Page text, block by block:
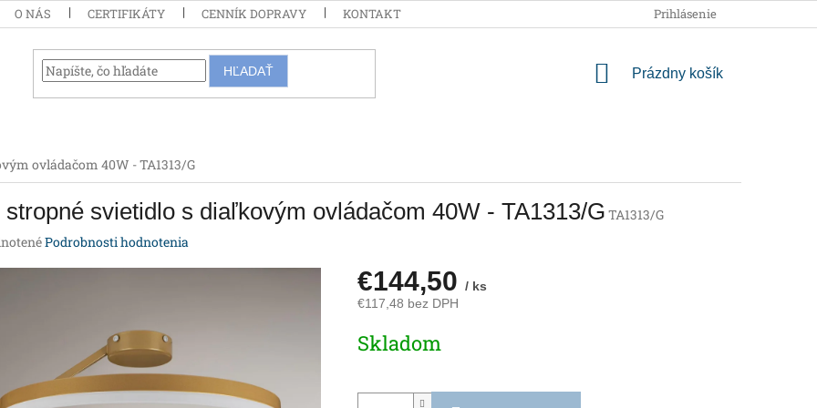
O NÁS CERTIFIKÁTY CENNÍK DOPRAVY KONTAKT PODMIENKY OCHRANY
Prihlásenie
HĽADAŤ
NÁKUPNÝ
Prázdny košík
ovládačom 40W - TA1313/G
stropné svietidlo s diaľkovým ovládačom 40W - TA1313/G TA1313/G
Podrobnosti hodnotenia
€144,50 / ks
€117,48 bez DPH
cena:
Skladom